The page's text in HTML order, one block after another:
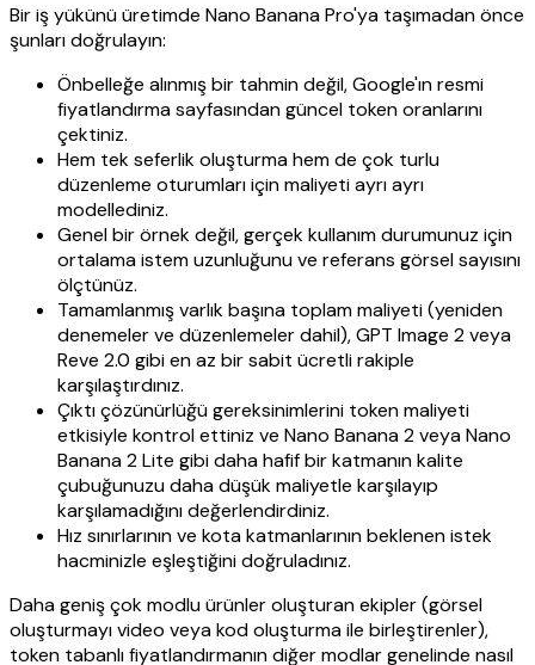
Bir iş yükünü üretimde Nano Banana Pro'ya taşımadan önce
şunları doğrulayın:
Önbelleğe alınmış bir tahmin değil, Google'ın resmi
fiyatlandırma sayfasından güncel token oranlarını
çektiniz.
Hem tek seferlik oluşturma hem de çok turlu
düzenleme oturumları için maliyeti ayrı ayrı
modellediniz.
Genel bir örnek değil, gerçek kullanım durumunuz için
ortalama istem uzunluğunu ve referans görsel sayısını
ölçtünüz.
Tamamlanmış varlık başına toplam maliyeti (yeniden
denemeler ve düzenlemeler dahil), GPT Image 2 veya
Reve 2.0 gibi en az bir sabit ücretli rakiple
karşılaştırdınız.
Çıktı çözünürlüğü gereksinimlerini token maliyeti
etkisiyle kontrol ettiniz ve Nano Banana 2 veya Nano
Banana 2 Lite gibi daha hafif bir katmanın kalite
çubuğunuzu daha düşük maliyetle karşılayıp
karşılamadığını değerlendirdiniz.
Hız sınırlarının ve kota katmanlarının beklenen istek
hacminizle eşleştiğini doğruladınız.
Daha geniş çok modlu ürünler oluşturan ekipler (görsel
oluşturmayı video veya kod oluşturma ile birleştirenler),
token tabanlı fiyatlandırmanın diğer modlar genelinde nasıl